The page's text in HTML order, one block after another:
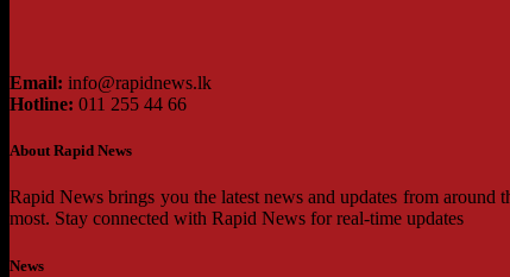
Email: info@rapidnews.lk
Hotline: 011 255 44 66
About Rapid News
Rapid News brings you the latest news and updates from
most. Stay connected with Rapid News for real-time updates
News